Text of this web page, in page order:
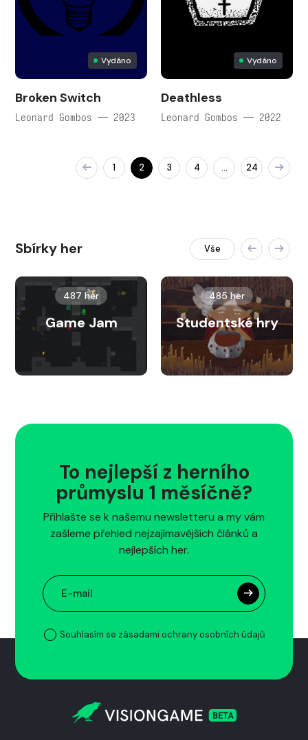
Vydáno
Broken Switch
Leonard Gombos — 2023
Vydáno
Deathless
Leonard Gombos — 2022
1 2 3 4 … 24
Sbírky her Vše
487 her
Game Jam
485 her
Studentské hry
To nejlepší z herního
průmyslu 1 měsíčně?
Přihlašte se k našemu newsletteru a my vám
zašleme přehled nejzajímavějších článků a
nejlepších her.
Souhlasím se zásadami ochrany osobních údajů